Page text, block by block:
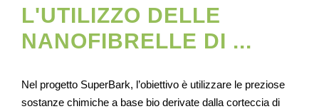
L'UTILIZZO DELLE
NANOFIBRELLE DI ...
Nel progetto SuperBark, l’obiettivo è utilizzare le preziose
sostanze chimiche a base bio derivate dalla corteccia di